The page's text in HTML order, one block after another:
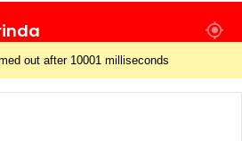
out after 10001 milliseconds